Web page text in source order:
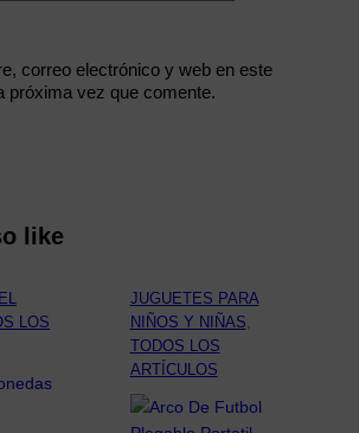
correo electrónico y web en este
próxima vez que comente.
like
LOS
JUGUETES PARA
NIÑOS Y NIÑAS
TODOS LOS
ARTÍCULOS